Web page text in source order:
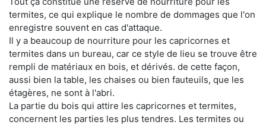
termites, ce qui explique le nombre de dommages que l'on
enregistre souvent en cas d'attaque.
Il y a beaucoup de nourriture pour les capricornes et
termites dans un bureau, car ce style de lieu se trouve être
rempli de matériaux en bois, et dérivés. de cette façon,
aussi bien la table, les chaises ou bien fauteuils, que les
étagères, ne sont à l'abri.
La partie du bois qui attire les capricornes et termites,
concernent les parties les plus tendres. Les termites ou